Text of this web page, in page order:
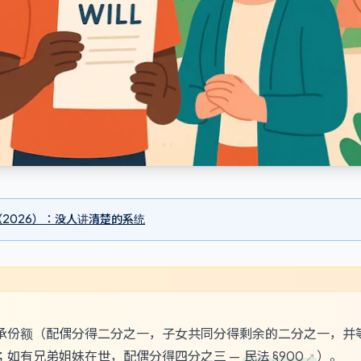
）：没人讲清楚的系统
额（配偶分得二分之一，子女共同分得剩余的二分之一，并
如有兄弟姐妹在世，配偶分得四分之三 — 民法 §900 ）。